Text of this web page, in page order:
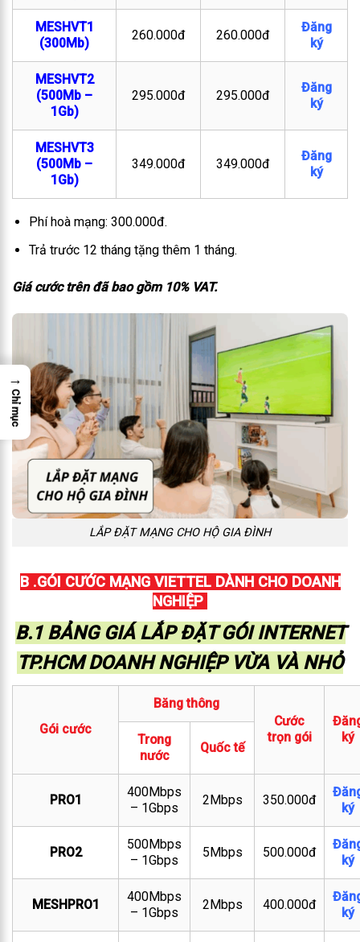
MESHVT1
(300Mb)
260.000đ 260.000đ
Đăng
ký
MESHVT2
(500Mb –
1Gb)
295.000đ 295.000đ
Đăng
ký
MESHVT3
(500Mb –
1Gb)
349.000đ 349.000đ
Đăng
ký
Phí hoà mạng: 300.000đ.
Trả trước 12 tháng tặng thêm 1 tháng.
Giá cước trên đã bao gồm 10% VAT.
LẮP ĐẶT MẠNG CHO HỘ GIA ĐÌNH
B .GÓI CƯỚC MẠNG VIETTEL DÀNH CHO DOANH
NGHIỆP
B.1 BẢNG GIÁ LẮP ĐẶT GÓI INTERNET
TP.HCM DOANH NGHIỆP VỪA VÀ NHỎ
Gói cước
Băng thông
Cước
trọn gói
ký
Trong
nước
Quốc tế
PRO1
400Mbps
– 1Gbps
2Mbps 350.000đ
ký
PRO2
500Mbps
– 1Gbps
5Mbps 500.000đ
ký
MESHPRO1
400Mbps
– 1Gbps
2Mbps 400.000đ
ký
→
Chỉ mục